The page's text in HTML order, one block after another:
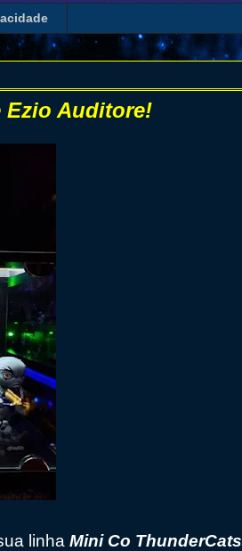
Ezio Auditore!
linha Mini Co ThunderCats